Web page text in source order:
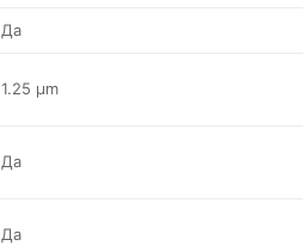
Да
1.25 µm
Да
Да